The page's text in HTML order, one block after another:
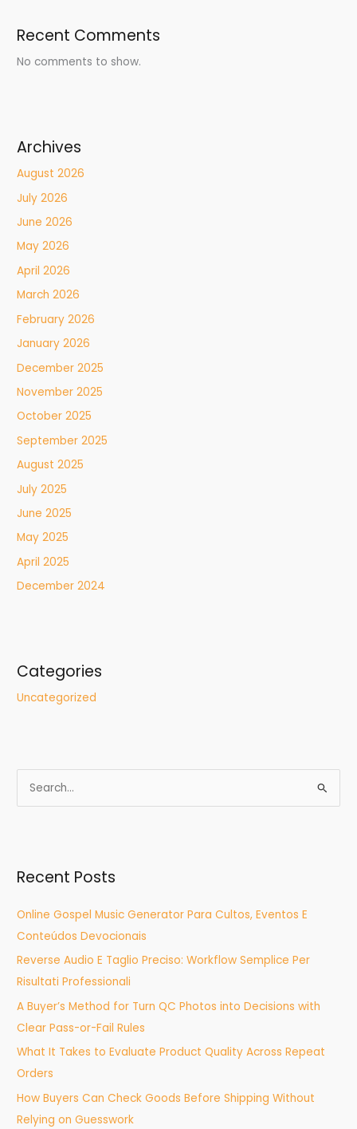
Recent Comments
No comments to show.
Archives
August 2026
July 2026
June 2026
May 2026
April 2026
March 2026
February 2026
January 2026
December 2025
November 2025
October 2025
September 2025
August 2025
July 2025
June 2025
May 2025
April 2025
December 2024
Categories
Uncategorized
e
c
f
o
r
:
Recent Posts
Online Gospel Music Generator Para Cultos, Eventos E
Conteúdos Devocionais
Reverse Audio E Taglio Preciso: Workflow Semplice Per
Risultati Professionali
A Buyer’s Method for Turn QC Photos into Decisions with
Clear Pass-or-Fail Rules
What It Takes to Evaluate Product Quality Across Repeat
Orders
How Buyers Can Check Goods Before Shipping Without
Relying on Guesswork